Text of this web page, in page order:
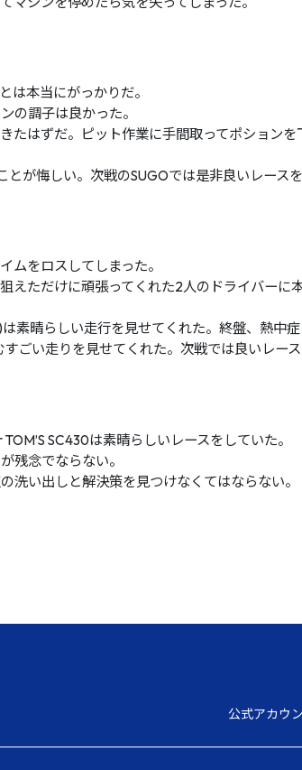
は本当にがっかりだ。
の調子は良かった。
たはずだ。ピット作業に手間取ってポション
が悔しい。次戦のSUGOでは是非良いレースを
ムをロスしてしまった。
えただけに頑張ってくれた2人のドライバーに
素晴らしい走行を見せてくれた。終盤、熱中
ごい走りを見せてくれた。次戦では良いレース
SC430は素晴らしいレースをしていた。
残念でならない。
洗い出しと解決策を見つけなくてはならない。
公式アカウ